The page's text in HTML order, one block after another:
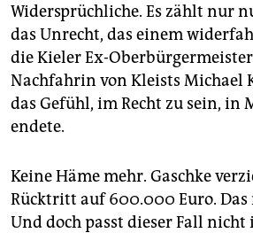
Widersprüchliche. Es zählt nur
das Unrecht, das einem
die Kieler Ex-
Nachfahrin von Kleists Michael
das Gefühl, im Recht zu sein, in
endete.
Keine Häme mehr. Gaschke
Rücktritt auf 600.000 Euro. Das
Und doch passt dieser Fall nicht